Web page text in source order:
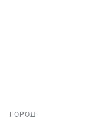
ГОРОД